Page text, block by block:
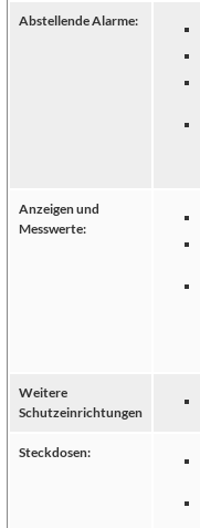
Abstellende Alarme:
Anzeigen und
Messwerte:
Weitere
Schutzeinrichtungen
Steckdosen: